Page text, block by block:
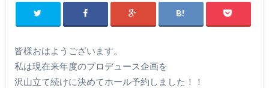
皆様おはようございます。
私は現在来年度のプロデュース企画を
沢山立て続けに決めてホール予約しました！！